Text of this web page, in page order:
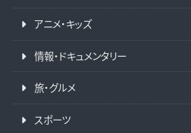
アニメ・キッズ
情報・ドキュメンタリー
旅・グルメ
スポーツ